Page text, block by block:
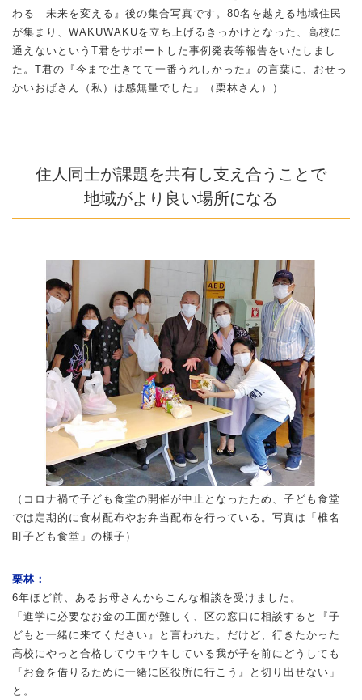
わる 未来を変える』後の集合写真です。80名を越える地域住民
が集まり、WAKUWAKUを立ち上げるきっかけとなった、高校に
通えないというT君をサポートした事例発表等報告をいたしまし
た。T君の『今まで生きてて一番うれしかった』の言葉に、おせっ
かいおばさん（私）は感無量でした」（栗林さん））
住人同士が課題を共有し支え合うことで
地域がより良い場所になる
（コロナ禍で子ども食堂の開催が中止となったため、子ども食堂
では定期的に食材配布やお弁当配布を行っている。写真は「椎名
町子ども食堂」の様子）
栗林：
6年ほど前、あるお母さんからこんな相談を受けました。
「進学に必要なお金の工面が難しく、区の窓口に相談すると『子
どもと一緒に来てください』と言われた。だけど、行きたかった
高校にやっと合格してウキウキしている我が子を前にどうしても
『お金を借りるために一緒に区役所に行こう』と切り出せない」
と。